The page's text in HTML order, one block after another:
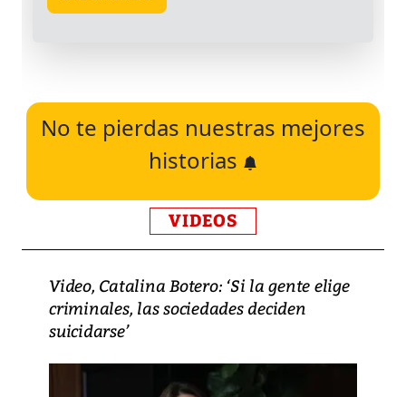
No te pierdas nuestras mejores
historias
VIDEOS
Video, Catalina Botero: ‘Si la gente elige
criminales, las sociedades deciden
suicidarse’